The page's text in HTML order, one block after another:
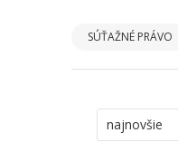
SÚŤAŽNÉ PRÁVO
najnovšie